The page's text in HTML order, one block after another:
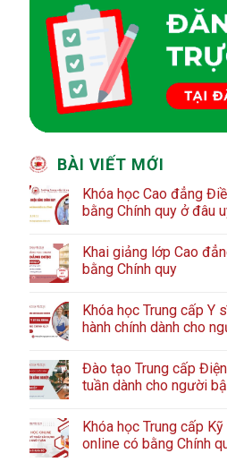
BÀI VIẾT MỚI
Khóa học Cao đẳng
bằng Chính quy ở đâu
Khai giảng lớp Cao
bằng Chính quy
Khóa học Trung cấp Y
hành chính dành cho
Đào tạo Trung cấp
tuần dành cho người
Khóa học Trung cấp
online có bằng Chính